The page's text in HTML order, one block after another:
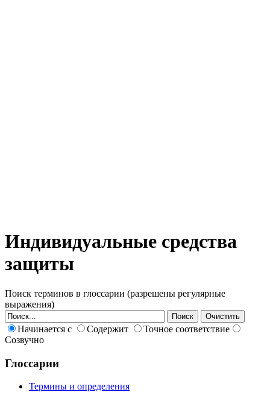
Индивидуальные средства
защиты
Поиск терминов в глоссарии (разрешены регулярные
выражения)
Начинается с Содержит
Точное соответствие
Созвучно
Глоссарии
Термины и определения